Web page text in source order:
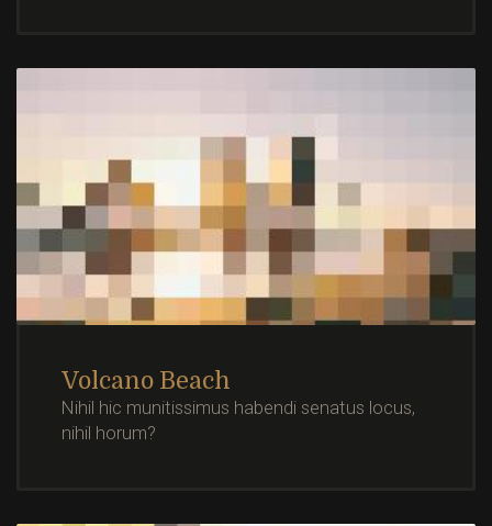
Volcano Beach
Nihil hic munitissimus habendi senatus locus,
nihil horum?